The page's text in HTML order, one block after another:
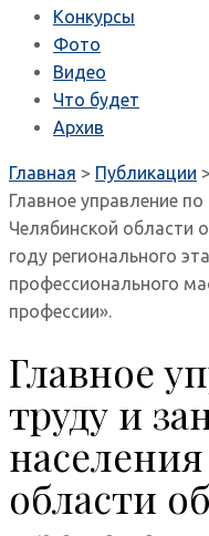
Конкурсы
Фото
Видео
Что будет
Архив
Главная > Публикации >
Главное управление
Челябинской области
году регионального
профессионального
профессии».
Главное
труду и
области